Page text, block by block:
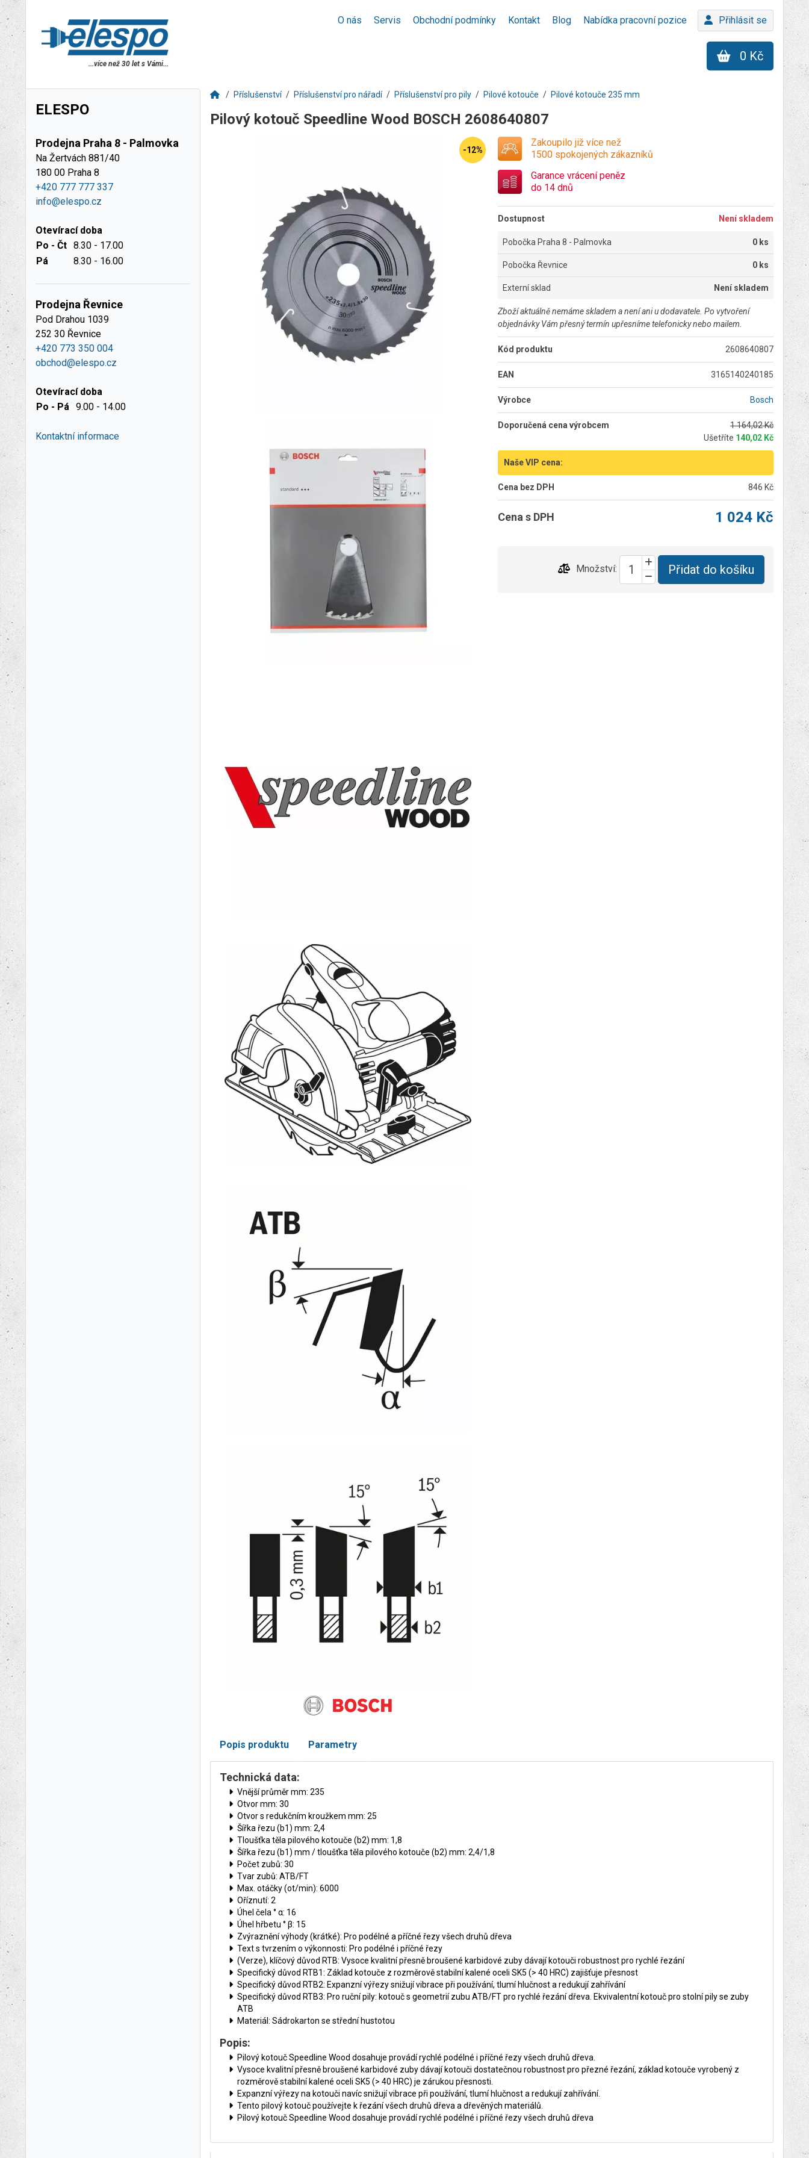
O nás Servis Obchodní podmínky Kontakt Blog Nabídka pracovní pozice Přihlásit se
...více než 30 let s Vámi...
0 Kč
ELESPO
Prodejna Praha 8 - Palmovka
Na Žertvách 881/40
180 00 Praha 8
+420 777 777 337
info@elespo.cz
Otevírací doba
Po - Čt 8.30 - 17.00
Pá
8.30 - 16.00
Prodejna Řevnice
Pod Drahou 1039
252 30 Řevnice
+420 773 350 004
obchod@elespo.cz
Otevírací doba
Po - Pá 9.00 - 14.00
Kontaktní informace
Příslušenství Příslušenství pro nářadí Příslušenství pro pily Pilové kotouče Pilové kotouče 235 mm
Pilový kotouč Speedline Wood BOSCH 2608640807
-12%
Zakoupilo již více než
1500 spokojených zákazníků
Garance vrácení peněz
do 14 dnů
Dostupnost Není skladem
Pobočka Praha 8 - Palmovka 0 ks
Pobočka Řevnice 0 ks
Externí sklad Není skladem
Zboží aktuálně nemáme skladem a není ani u dodavatele. Po vytvoření
objednávky Vám přesný termín upřesníme telefonicky nebo mailem.
Kód produktu 2608640807
EAN 3165140240185
Výrobce Bosch
Doporučená cena výrobcem
1 164,02 Kč
Ušetříte 140,02 Kč
Naše VIP cena:
Cena bez DPH 846 Kč
Cena s DPH 1 024 Kč
Množství: Přidat do košíku
Popis produktu Parametry
Technická data:
Vnější průměr mm: 235
Otvor mm: 30
Otvor s redukčním kroužkem mm: 25
Šířka řezu (b1) mm: 2,4
Tloušťka těla pilového kotouče (b2) mm: 1,8
Šířka řezu (b1) mm / tloušťka těla pilového kotouče (b2) mm: 2,4/1,8
Počet zubů: 30
Tvar zubů: ATB/FT
Max. otáčky (ot/min): 6000
Oříznutí: 2
Úhel čela ° α: 16
Úhel hřbetu ° β: 15
Zvýraznění výhody (krátké): Pro podélné a příčné řezy všech druhů dřeva
Text s tvrzením o výkonnosti: Pro podélné i příčné řezy
(Verze), klíčový důvod RTB: Vysoce kvalitní přesně broušené karbidové zuby dávají kotouči robustnost pro rychlé řezání
Specifický důvod RTB1: Základ kotouče z rozměrově stabilní kalené oceli SK5 (> 40 HRC) zajišťuje přesnost
Specifický důvod RTB2: Expanzní výřezy snižují vibrace při používání, tlumí hlučnost a redukují zahřívání
Specifický důvod RTB3: Pro ruční pily: kotouč s geometrií zubu ATB/FT pro rychlé řezání dřeva. Ekvivalentní kotouč pro stolní pily se zuby
ATB
Materiál: Sádrokarton se střední hustotou
Popis:
Pilový kotouč Speedline Wood dosahuje provádí rychlé podélné i příčné řezy všech druhů dřeva.
Vysoce kvalitní přesně broušené karbidové zuby dávají kotouči dostatečnou robustnost pro přezné řezání, základ kotouče vyrobený z
rozměrově stabilní kalené oceli SK5 (> 40 HRC) je zárukou přesnosti.
Expanzní výřezy na kotouči navíc snižují vibrace při používání, tlumí hlučnost a redukují zahřívání.
Tento pilový kotouč používejte k řezání všech druhů dřeva a dřevěných materiálů.
Pilový kotouč Speedline Wood dosahuje provádí rychlé podélné i příčné řezy všech druhů dřeva